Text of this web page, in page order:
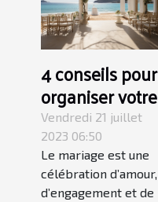
4 conseils pour
organiser votre
mariage à
l'étranger sans
stress
Vendredi 21 juillet
2023 06:50
Le mariage est une
célébration d’amour,
d’engagement et de